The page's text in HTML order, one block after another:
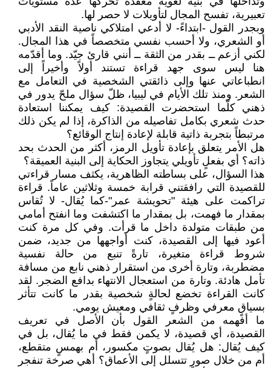
تعبيرية، تفسح المجال لتأويلات لا حصر لها.
وبجدر القول -ابتداءً- لا أدعي امتلاكي ناصية النقد الأدبي
أو الشعري، ولا أحسب نفسي متخصصاً في هذا المجال.
لكني أزعم ــ بقدر من الثقة ــ أنني قارئ جيّد. وما أقدّمه
هنا ليس سوى جهد قراءة تستند أولاً وأخيراً إلى
انطباعاتي عنها وإلى ذائقتي الشخصية في التعامل مع
الشعر. ومنذ تلك الأيام في ليبيا، ظلّ سؤال ملحّ يدور في
ذهني كلّما استحضرت القصيدة: كيف يمكننا استعادة
حدث شعري بكامل تفاصيله من الذاكرة، إذا لم يكن ذلك
مرتبطاً بتجربة ذاتية قابلة لإعادة إنتاج الوقائع؟
هل الأمر يتعلق بإعادة تأويل الرمز، أكثر من الحدث بحد
ذاته؟ أي بفعلٍ تأويلي يتجاوز الحكاية إلى البنية العميقة؟
هذا السؤال، على بساطته الظاهرية، يكثف مسار قراءتي
للقصيدة التي رافقتني قرابة خمسة وثلاثين عاماً. قراءة
تراكمت على هيئة "تحويشة عمر"-كما يُقال- لا تُقاس
بمقدار ما فهمت، بل بمقدار ما اكتشفت وما انفتح أمامي
من طبقات متولدة داخل ما قرأت. وفي كل مرة كنت
أعود فيها إلى القصيدة، كنت أواجهها من جديد، ضمن
شروط قراءة متغيرة، تارةً تنبع من حالة نفسية
مضطربة، وتارة أخرى من استقرار ذهني نابع من مسافة
تأمل هادئة. وتارة من استعجال الانتهاء بدافع الضجر. لقد
كانت القراءة تخضع لحالةٍ شخصية بقدر ما كانت تتأثر
بسياقٍ معرفي وظرفٍ ثقافي ومعيش يومي.
ما أفهمه من الشعر القول بأن الأصل في تعريف
القصيدة، أي قصيدة، لا يكمن فقط في ما يُقال، بل في
كيف يُقال: هل يُقال بصوتٍ مكسور، أم بهمسٍ متقطع،
أم من خلال صورٍ تتسلل إلى الأعماق؟ أهي صرخة تنفجر